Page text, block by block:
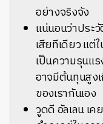
อย่างจริงจัง
แน่นอนว่าประ
เสียทีเดียว แต่
เป็นความรุนแ
อาจมีต้นทุนสูง
ของเรากันเอง
วูดดี อัลเลน เค